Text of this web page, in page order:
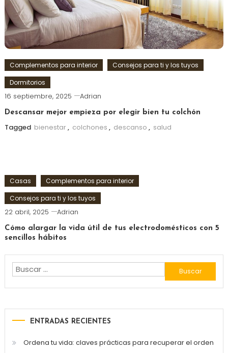
Complementos para interior
Consejos para ti y los tuyos
Dormitorios
16 septiembre, 2025 Adrian
Descansar mejor empieza por elegir bien tu colchón
Tagged bienestar, colchones , descanso , salud
Casas
Complementos para interior
Consejos para ti y los tuyos
22 abril, 2025 Adrian
Cómo alargar la vida útil de tus electrodomésticos con 5
sencillos hábitos
Buscar:
ENTRADAS RECIENTES
Ordena tu vida: claves prácticas para recuperar el orden